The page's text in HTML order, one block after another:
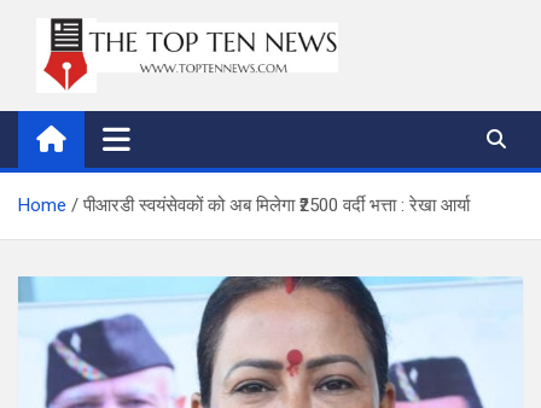
content
thetoptennews.com
Home पीआरडी स्वयंसेवकों को अब मिलेगा ₹2500 वर्दी भत्ता : रेखा आर्या